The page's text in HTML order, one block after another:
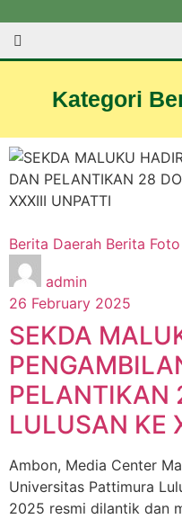
Kategori
Berita Daerah Berita Foto
admin
26 February 2025
SEKDA
PELANTIKAN
LULUSAN KE
Ambon, Media Center
Universitas Pattimura
2025 resmi dilantik dan